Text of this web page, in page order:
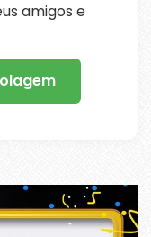
amigos e